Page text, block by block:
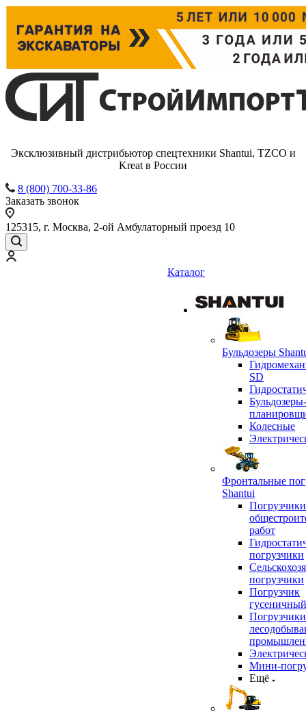
Эксклюзивный дистрибьютор спецтехники Shantui, TZCO и
Kreat в России
8 (800) 700-33-86
Заказать звонок
125315, г. Москва, 2-ой Амбулаторный проезд 10
Каталог
Бульдозеры
SD
Бульдозеры-
Колесные
Фронтальные
Shantui
работ
погрузчики
погрузчики
Погрузчик
гусеничный
Мини-
Ещё